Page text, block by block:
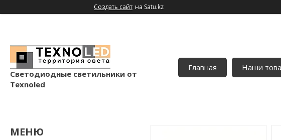
Создать сайт на Satu.kz
Светодиодные светильники от
Texnoled
Главная Наши